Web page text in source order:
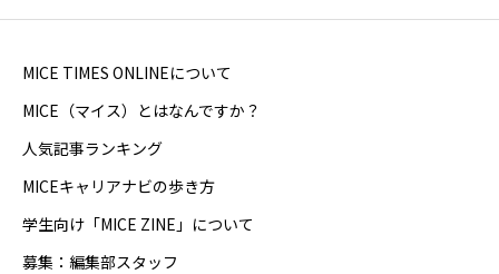
MICE TIMES ONLINEについて
MICE（マイス）とはなんですか？
人気記事ランキング
MICEキャリアナビの歩き方
学生向け「MICE ZINE」について
募集：編集部スタッフ